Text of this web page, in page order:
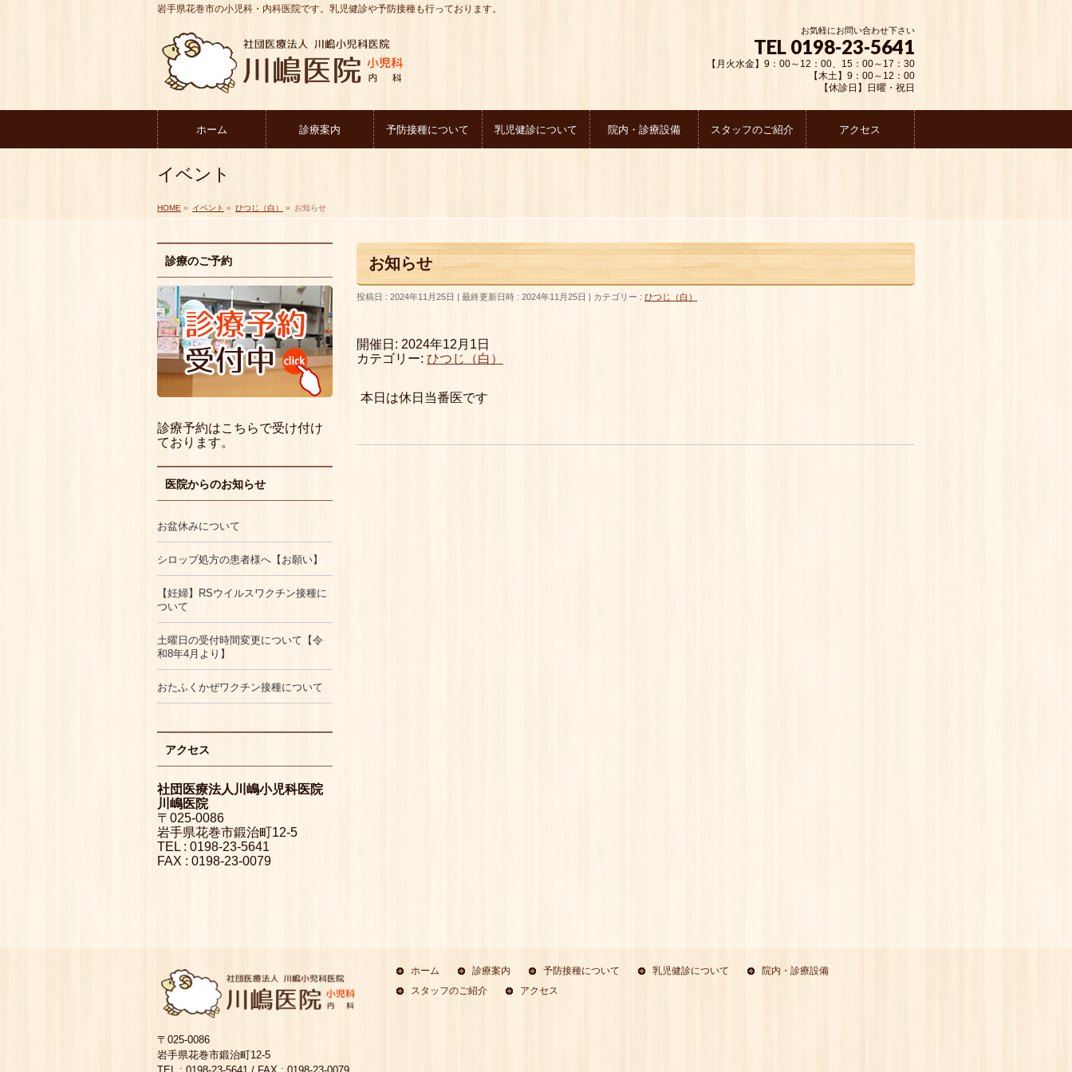
岩手県花巻市の小児科・内科医院です。乳児健診や予防接種も行っております。
お気軽にお問い合わせ下さい
TEL 0198-23-5641
【月火水金】9：00～12：00、15：00～17：30
【木土】9：00～12：00
【休診日】日曜・祝日
ホーム 診療案内 予防接種について 乳児健診について 院内・診療設備 スタッフのご紹介 アクセス
イベント
HOME » イベント » ひつじ（白） » お知らせ
お知らせ
投稿日 : 2024年11月25日 最終更新日時 : 2024年11月25日 カテゴリー : ひつじ（白）
開催日: 2024年12月1日
カテゴリー: ひつじ（白）
本日は休日当番医です
診療のご予約
診療予約はこちらで受け付け
ております。
医院からのお知らせ
お盆休みについて
シロップ処方の患者様へ【お願い】
【妊婦】RSウイルスワクチン接種に
ついて
土曜日の受付時間変更について【令
和8年4月より】
おたふくかぜワクチン接種について
アクセス
社団医療法人川嶋小児科医院
川嶋医院
〒025-0086
岩手県花巻市鍛治町12-5
TEL : 0198-23-5641
FAX : 0198-23-0079
〒025-0086
岩手県花巻市鍛治町12-5
ホーム 診療案内 予防接種について 乳児健診について
院内・診療設備
スタッフのご紹介
アクセス